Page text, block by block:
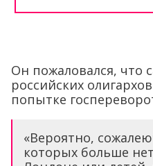
Он пожаловался, что
российских
попытке
«Вероятно,
которых больше